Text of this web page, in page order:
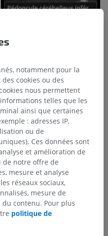
notamment pour la
cookies ou des
nous permettent
telles que les
ainsi que certaines
: adresses IP,
ou de
Ces données sont
et amélioration de
de notre offre de
mesure et analyse
réseaux sociaux,
mesure de
contenu. Pour plus
politique de